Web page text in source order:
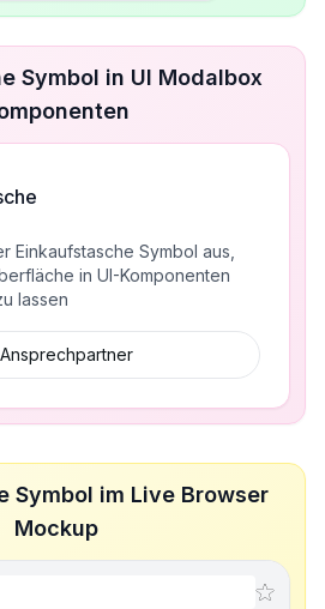
Symbol in UI Modalbox
Einkaufstasche Symbol aus,
in UI-Komponenten
lassen
Ansprechpartner
Symbol im Live Browser
Mockup